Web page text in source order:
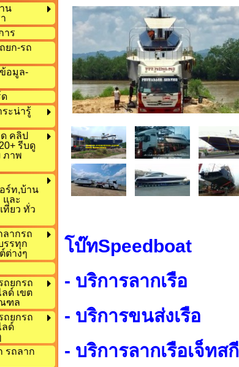
น
าร
ยก-รถ
อมูล-
ด
ะน่ารู้
คลิป
รีบดู
ภาพ
ร์ท,บ้าน
และ
ที่ยว ทั่ว
ลากรถ
รรทุก
ต่างๆ
ถยกรถ
ด์ เขต
ฑล
ถยกรถ
ลด์
รถลาก
โบ๊ทSpeedboat
- บริการลากเรือ
- บริการขนส่งเรือ
- บริการลากเรือเจ็ทสกี